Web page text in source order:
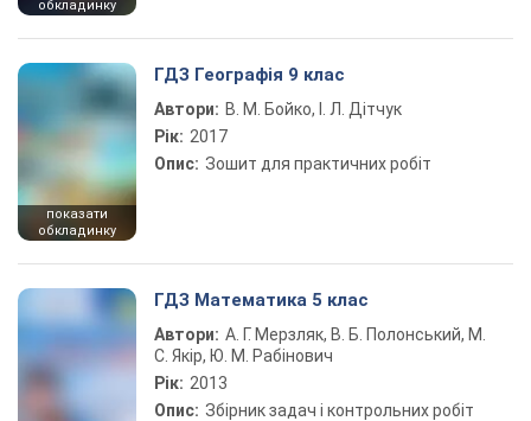
обкладинку
показати
обкладинку
ГДЗ Географія 9 клас
Автори: В. М. Бойко, І. Л. Дітчук
Рік: 2017
Опис: Зошит для практичних робіт
ГДЗ Математика 5 клас
Автори: А. Г. Мерзляк, В. Б. Полонський, М.
С. Якір, Ю. М. Рабінович
Рік: 2013
Опис: Збірник задач і контрольних робіт